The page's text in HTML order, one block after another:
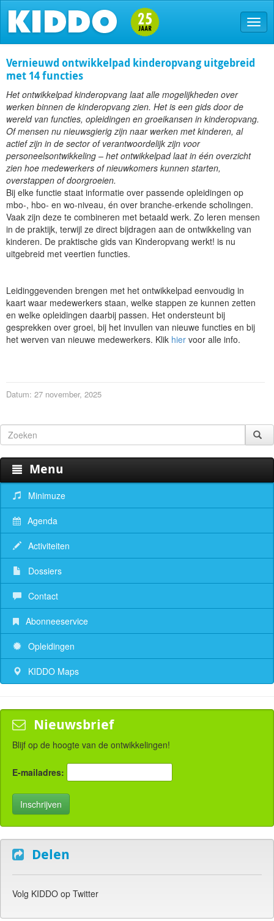
Vernieuwd ontwikkelpad kinderopvang uitgebreid
met 14 functies
Het ontwikkelpad kinderopvang laat alle mogelijkheden over
werken binnen de kinderopvang zien. Het is een gids door de
wereld van functies, opleidingen en groeikansen in kinderopvang.
Of mensen nu nieuwsgierig zijn naar werken met kinderen, al
actief zijn in de sector of verantwoordelijk zijn voor
personeelsontwikkeling – het ontwikkelpad laat in één overzicht
zien hoe medewerkers of nieuwkomers kunnen starten,
overstappen of doorgroeien.
Bij elke functie staat informatie over passende opleidingen op
mbo-, hbo- en wo-niveau, én over branche-erkende scholingen.
Vaak zijn deze te combineren met betaald werk. Zo leren mensen
in de praktijk, terwijl ze direct bijdragen aan de ontwikkeling van
kinderen. De praktische gids van Kinderopvang werkt! is nu
uitgebreid met veertien functies.
Leidinggevenden brengen met het ontwikkelpad eenvoudig in
kaart waar medewerkers staan, welke stappen ze kunnen zetten
en welke opleidingen daarbij passen. Het ondersteunt bij
gesprekken over groei, bij het invullen van nieuwe functies en bij
het werven van nieuwe medewerkers. Klik hier voor alle info.
Datum: 27 november, 2025
Menu
Minimuze
Agenda
Activiteiten
Dossiers
Contact
Abonneeservice
Opleidingen
KIDDO Maps
Nieuwsbrief
Blijf op de hoogte van de ontwikkelingen!
E-mailadres:
Delen
Volg KIDDO op Twitter